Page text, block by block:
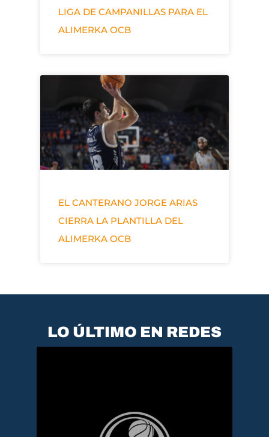
LIGA DE CAMPANILLAS PARA EL
ALIMERKA OCB
EL CANTERANO JORGE ARIAS
CIERRA LA PLANTILLA DEL
ALIMERKA OCB
LO ÚLTIMO EN REDES